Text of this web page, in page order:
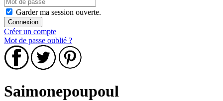
Garder ma session ouverte.
Créer un compte
Mot de passe oublié ?
Saimonepoupoul